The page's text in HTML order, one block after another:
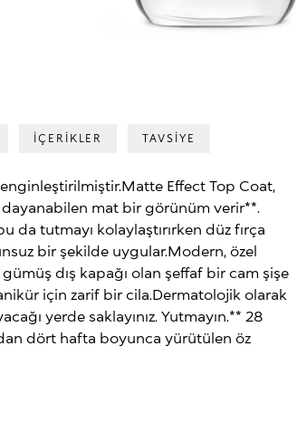
İÇERİKLER TAVSİYE
Effect Top Coat,
mat bir görünüm verir**.
tutmayı kolaylaştırırken düz fırça
bir şekilde uygular.Modern, özel
dış kapağı olan şeffaf bir cam şişe
için zarif bir cila.Dermatolojik olarak
yerde saklayınız. Yutmayın.** 28
dört hafta boyunca yürütülen öz